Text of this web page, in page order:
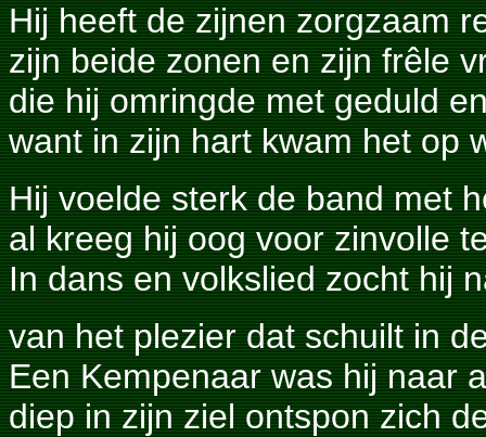
Hij heeft de zijnen zorgzaam
zijn beide zonen en zijn frêle
die hij omringde met geduld
want in zijn hart kwam het op
Hij voelde sterk de band met
al kreeg hij oog voor zinvolle
In dans en volkslied zocht hij
van het plezier dat schuilt in
Een Kempenaar was hij naar
diep in zijn ziel ontspon zich